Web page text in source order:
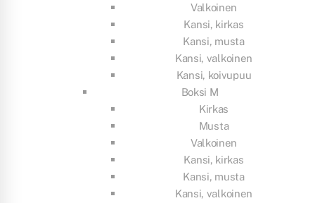
Valkoinen
Kansi, kirkas
Kansi, musta
Kansi, valkoinen
Kansi, koivupuu
Boksi M
Kirkas
Musta
Valkoinen
Kansi, kirkas
Kansi, musta
Kansi, valkoinen